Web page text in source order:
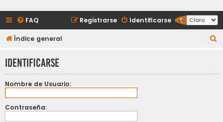
FAQ Identificarse
Registrarse
Índice general
c
Identificarse
Nombre de Usuario:
Contraseña: